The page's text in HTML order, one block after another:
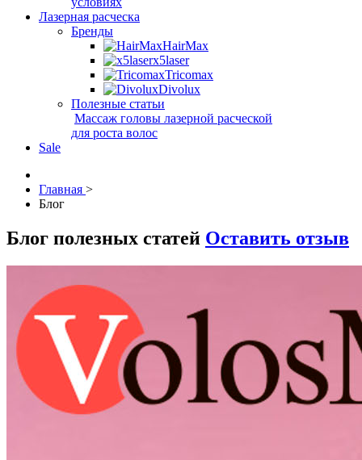
Лазерная расческа
Бренды
HairMax
x5laser
Tricomax
Divolux
Полезные статьи
Массаж головы лазерной расческой
для роста волос
Sale
Главная >
Блог
Блог полезных статей Оставить отзыв